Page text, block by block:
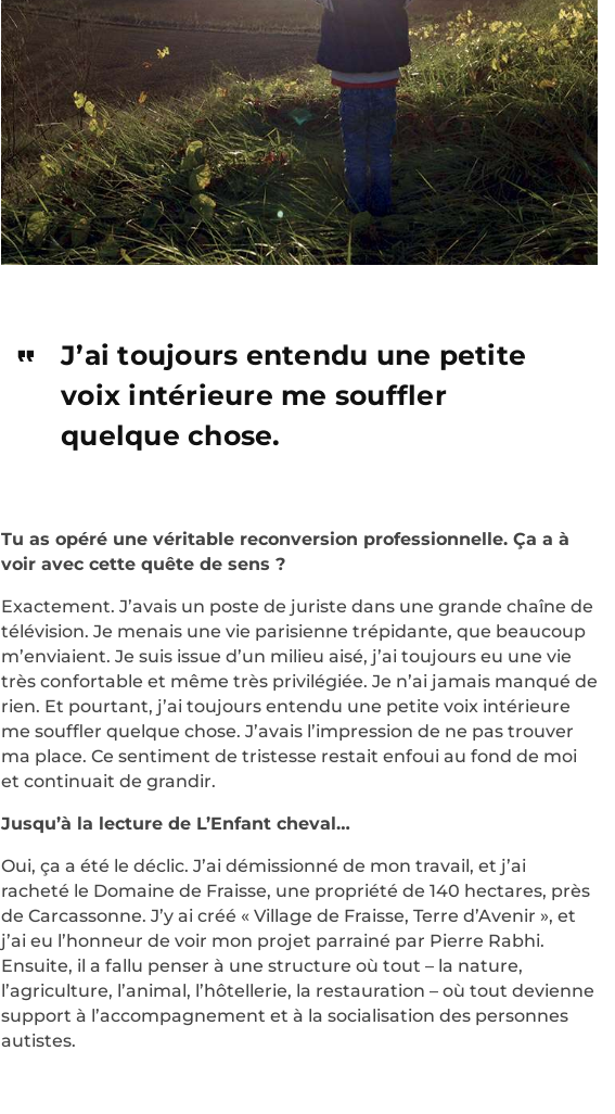
J’ai toujours entendu une petite
voix intérieure me souffler
quelque chose.
Tu as opéré une véritable reconversion professionnelle. Ça a à
voir avec cette quête de sens ?
Exactement. J’avais un poste de juriste dans une grande chaîne de
télévision. Je menais une vie parisienne trépidante, que beaucoup
m’enviaient. Je suis issue d’un milieu aisé, j’ai toujours eu une vie
très confortable et même très privilégiée. Je n’ai jamais manqué de
rien. Et pourtant, j’ai toujours entendu une petite voix intérieure
me souffler quelque chose. J’avais l’impression de ne pas trouver
ma place. Ce sentiment de tristesse restait enfoui au fond de moi
et continuait de grandir.
Jusqu’à la lecture de L’Enfant cheval…
Oui, ça a été le déclic. J’ai démissionné de mon travail, et j’ai
racheté le Domaine de Fraisse, une propriété de 140 hectares, près
de Carcassonne. J’y ai créé « Village de Fraisse, Terre d’Avenir », et
j’ai eu l’honneur de voir mon projet parrainé par Pierre Rabhi.
Ensuite, il a fallu penser à une structure où tout – la nature,
l’agriculture, l’animal, l’hôtellerie, la restauration – où tout devienne
support à l’accompagnement et à la socialisation des personnes
autistes.